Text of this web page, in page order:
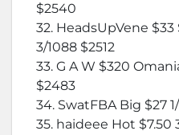
$2540
32. HeadsUpVene
3/1088 $2512
33. G A W $320
$2483
34. SwatFBA Big $27
35. haideee Hot $7.50